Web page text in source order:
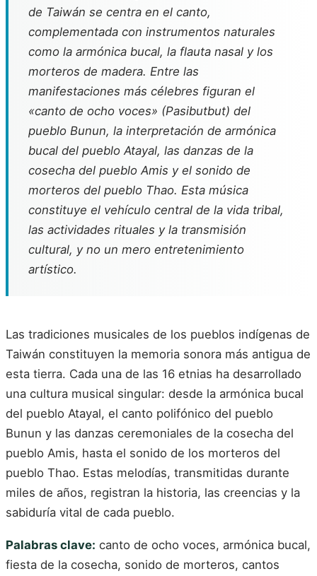
de Taiwán se centra en el canto,
complementada con instrumentos naturales
como la armónica bucal, la flauta nasal y los
morteros de madera. Entre las
manifestaciones más célebres figuran el
«canto de ocho voces» (Pasibutbut) del
pueblo Bunun, la interpretación de armónica
bucal del pueblo Atayal, las danzas de la
cosecha del pueblo Amis y el sonido de
morteros del pueblo Thao. Esta música
constituye el vehículo central de la vida tribal,
las actividades rituales y la transmisión
cultural, y no un mero entretenimiento
artístico.
Las tradiciones musicales de los pueblos indígenas de
Taiwán constituyen la memoria sonora más antigua de
esta tierra. Cada una de las 16 etnias ha desarrollado
una cultura musical singular: desde la armónica bucal
del pueblo Atayal, el canto polifónico del pueblo
Bunun y las danzas ceremoniales de la cosecha del
pueblo Amis, hasta el sonido de los morteros del
pueblo Thao. Estas melodías, transmitidas durante
miles de años, registran la historia, las creencias y la
sabiduría vital de cada pueblo.
Palabras clave: canto de ocho voces, armónica bucal,
fiesta de la cosecha, sonido de morteros, cantos